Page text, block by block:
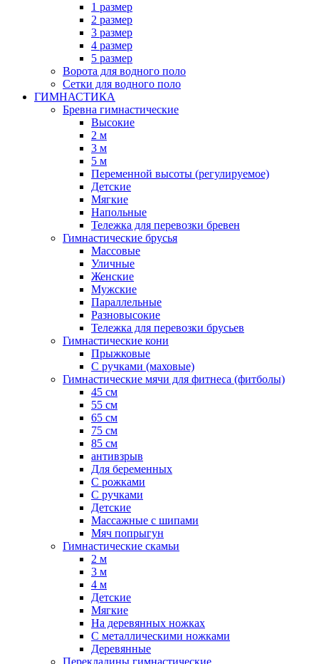
1 размер
2 размер
3 размер
4 размер
5 размер
Ворота для водного поло
Сетки для водного поло
ГИМНАСТИКА
Бревна гимнастические
Высокие
2 м
3 м
5 м
Переменной высоты (регулируемое)
Детские
Мягкие
Напольные
Тележка для перевозки бревен
Гимнастические брусья
Массовые
Уличные
Женские
Мужские
Параллельные
Разновысокие
Тележка для перевозки брусьев
Гимнастические кони
Прыжковые
С ручками (маховые)
Гимнастические мячи для фитнеса (фитболы)
45 см
55 см
65 см
75 см
85 см
антивзрыв
Для беременных
С рожками
С ручками
Детские
Массажные с шипами
Мяч попрыгун
Гимнастические скамьи
2 м
3 м
4 м
Детские
Мягкие
На деревянных ножках
С металлическими ножками
Деревянные
Перекладины гимнастические